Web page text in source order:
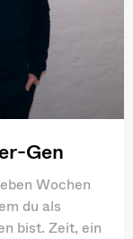
Gen
Wochen
du als
bist. Zeit, ein